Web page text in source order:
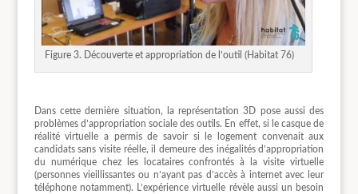
Figure 3. Découverte et appropriation de l’outil (Habitat 76)
Dans cette dernière situation, la représentation 3D pose aussi des
problèmes d’appropriation sociale des outils. En effet, si le casque de
réalité virtuelle a permis de savoir si le logement convenait aux
candidats sans visite réelle, il demeure des inégalités d’appropriation
du numérique chez les locataires confrontés à la visite virtuelle
(personnes vieillissantes ou n’ayant pas d’accès à internet avec leur
téléphone notamment). L’expérience virtuelle révèle aussi un besoin